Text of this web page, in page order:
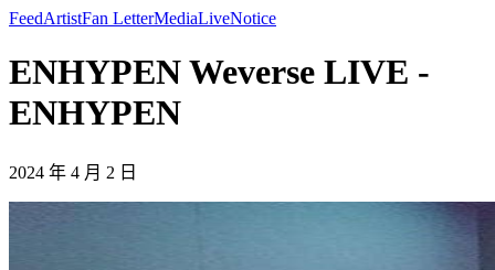
FeedArtistFan LetterMediaLiveNotice
ENHYPEN Weverse LIVE -
ENHYPEN
2024 年 4 月 2 日